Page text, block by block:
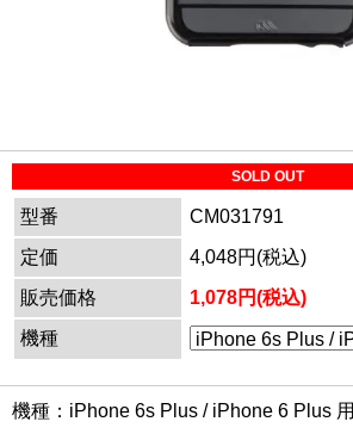
SOLD OUT
型番
CM031791
定価
4,048円(税込)
販売価格
1,078円(税込)
機種
機種：iPhone 6s Plus / iPhone 6 Plus 用